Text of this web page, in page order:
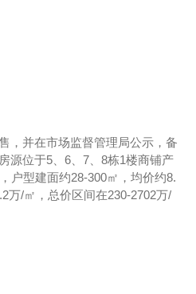
，并在市场监督管理局公示，备
源位于5、6、7、8栋1楼商铺产
户型建面约28-300㎡，均价约8.
万/㎡，总价区间在230-2702万/